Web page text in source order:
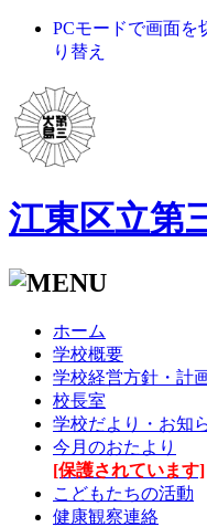
PCモードで画面を
り替え
江東区立第
ホーム
学校概要
学校経営方針・計
校長室
学校だより・お知
今月のおたより
[保護されています]
こどもたちの活動
健康観察連絡